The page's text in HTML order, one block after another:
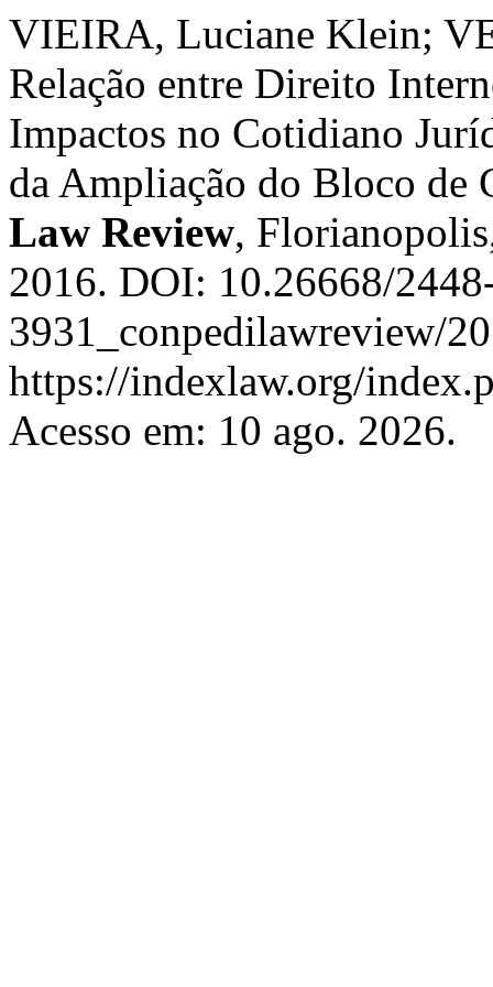
VIEIRA, Luciane Klein;
Relação entre Direito
Impactos no Cotidiano
da Ampliação do Bloco
Law Review,
2016. DOI: 10.26668/
3931_conpedilawreview/
https://indexlaw.org/
Acesso em: 10 ago. 2026.